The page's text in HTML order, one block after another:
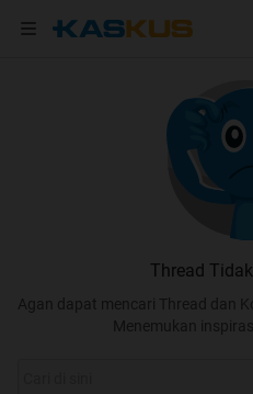
Thread
Agan dapat mencari Thread dan
Menemukan